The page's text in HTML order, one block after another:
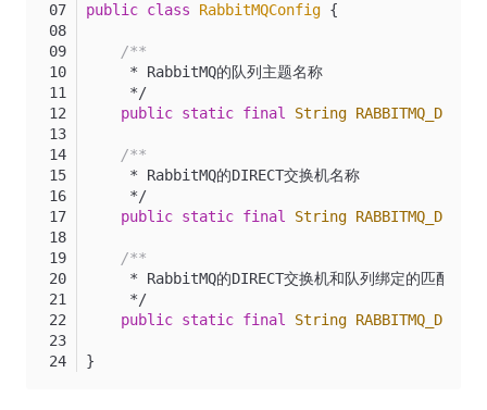
public class RabbitMQConfig {
/**
     * RabbitMQ的队列主题名称
     */
public static final String
/**
     * RabbitMQ的DIRECT交换机名称
     */
public static final String
/**
* RabbitMQ的DIRECT交换机和队列绑定的匹配键
     */
public static final String
}